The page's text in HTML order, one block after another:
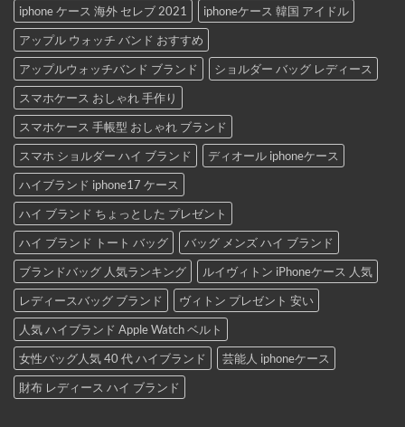
iphone ケース 海外 セレブ 2021
iphoneケース 韓国 アイドル
アップル ウォッチ バンド おすすめ
アップルウォッチバンド ブランド
ショルダー バッグ レディース
スマホケース おしゃれ 手作り
スマホケース 手帳型 おしゃれ ブランド
スマホ ショルダー ハイ ブランド
ディオール iphoneケース
ハイブランド iphone17 ケース
ハイ ブランド ちょっとした プレゼント
ハイ ブランド トート バッグ
バッグ メンズ ハイ ブランド
ブランドバッグ 人気ランキング
ルイヴィトン iPhoneケース 人気
レディースバッグ ブランド
ヴィトン プレゼント 安い
人気 ハイブランド Apple Watch ベルト
女性バッグ人気 40 代 ハイブランド
芸能人 iphoneケース
財布 レディース ハイ ブランド